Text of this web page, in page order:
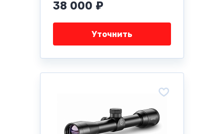
38 000 ₽
Уточнить